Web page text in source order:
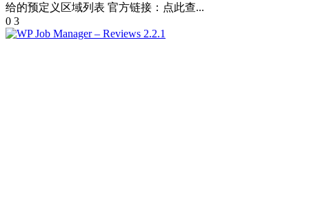
给的预定义区域列表 官方链接：点此查...
0 3